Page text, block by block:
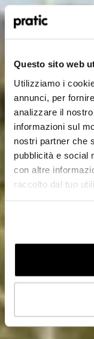
Questo sito web
Utilizziamo i
annunci, per
analizzare il
informazioni sul
nostri partner che
pubblicità e social
con altre
raccolto dal tuo
What is the